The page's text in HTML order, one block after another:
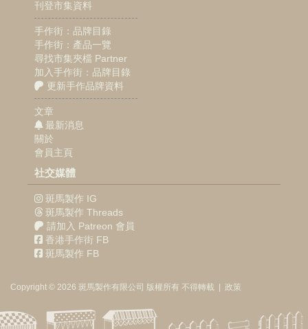
刊登市集資料
手作街：品牌目錄
手作街：產品一覽
尋找市集夾檔 Partner
加入手作街：品牌目錄
更新手作品牌資料
文章
最新消息
關於
會員主頁
社交媒體
斑馬製作 IG
斑馬製作 Threads
請加入 Patreon 會員
香港手作街 FB
斑馬製作 FB
Copyright © 2026 斑馬製作有限公司 版權所有 不得轉載 | 政策